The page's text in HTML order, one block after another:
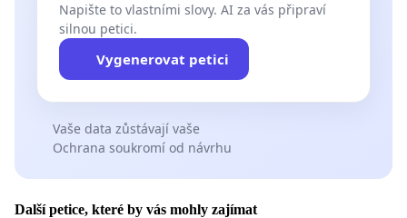
Napište to vlastními slovy. AI za vás připraví
silnou petici.
Vygenerovat petici
Vaše data zůstávají vaše
Ochrana soukromí od návrhu
Další petice, které by vás mohly zajímat